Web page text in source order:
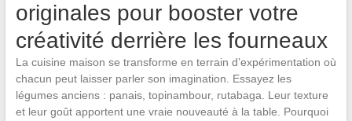
originales pour booster votre
créativité derrière les fourneaux
La cuisine maison se transforme en terrain d’expérimentation où
chacun peut laisser parler son imagination. Essayez les
légumes anciens : panais, topinambour, rutabaga. Leur texture
et leur goût apportent une vraie nouveauté à la table. Pourquoi